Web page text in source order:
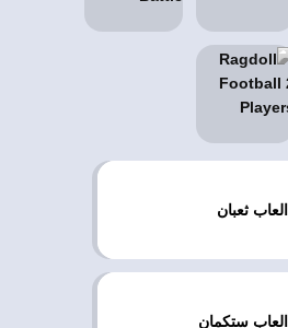
العاب ثعبان
العاب ستكمان